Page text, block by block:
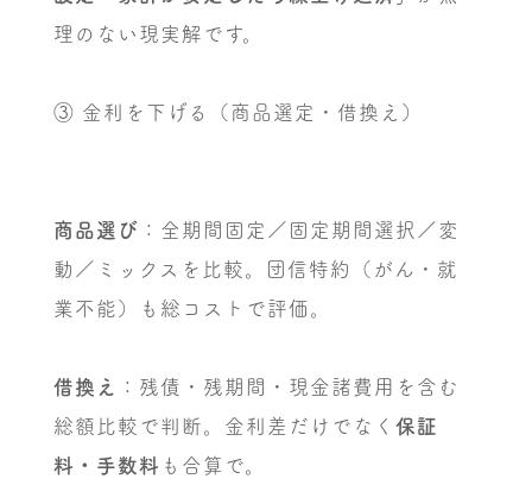
理のない現実解です。
③ 金利を下げる（商品選定・借換え）
商品選び ：全期間固定／固定期間選択／変
動／ミックスを比較。団信特約（がん・就
業不能）も総コストで評価。
借換え
：残債・残期間・現金諸費用を含む
総額比較で判断。金利差だけでなく 保証
料・手数料 も合算で。